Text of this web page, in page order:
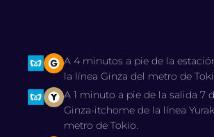
A 4 minutos a pie de la
la línea Ginza del metro de
A 1 minuto a pie de la salida 7
Ginza-itchome de la línea
metro de Tokio.